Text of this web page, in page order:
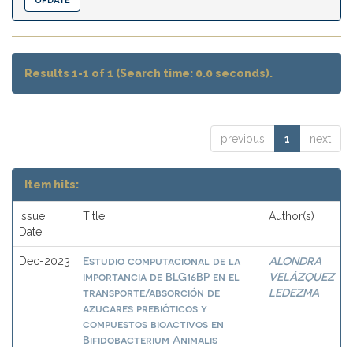
Results 1-1 of 1 (Search time: 0.0 seconds).
previous 1 next
Item hits:
Issue
Date
Title Author(s)
Dec-2023
Estudio computacional de la
importancia de BLG16BP en el
transporte/absorción de
azucares prebióticos y
compuestos bioactivos en
Bifidobacterium Animalis
ALONDRA
VELÁZQUEZ
LEDEZMA